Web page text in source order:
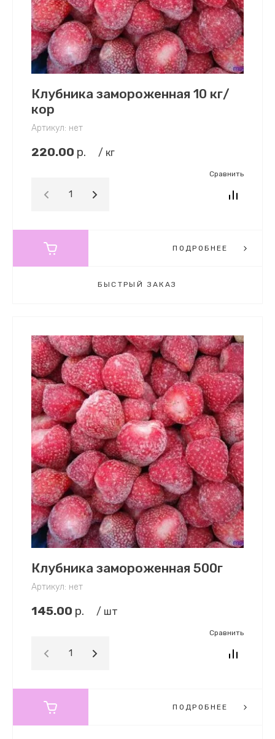
Клубника замороженная 10 кг/
кор
Артикул: нет
220.00 р. / кг
Сравнить
ПОДРОБНЕЕ
БЫСТРЫЙ ЗАКАЗ
Клубника замороженная 500г
Артикул: нет
145.00 р. / шт
Сравнить
ПОДРОБНЕЕ